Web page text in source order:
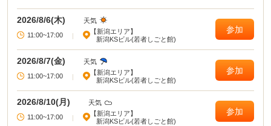
2026/8/6(木)
天気
11:00~17:00
|
【新潟エリア】
新潟KSビル(若者しごと館)
参加
2026/8/7(金)
天気
11:00~17:00
|
【新潟エリア】
新潟KSビル(若者しごと館)
参加
2026/8/10(月)
天気
11:00~17:00
|
【新潟エリア】
新潟KSビル(若者しごと館)
参加